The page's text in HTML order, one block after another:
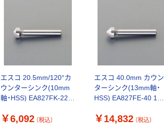
エスコ 20.5mm/120°カ
ウンターシンク(10mm
軸・HSS) EA827FK-220
￥6,092 （税込）
エスコ 40.0mm カウン
ターシンク(13mm軸・
HSS) EA827FE-40 1本
￥14,832 （税込）